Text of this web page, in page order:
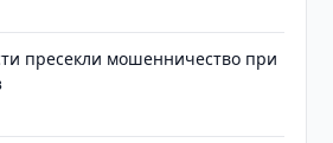
пресекли мошенничество при